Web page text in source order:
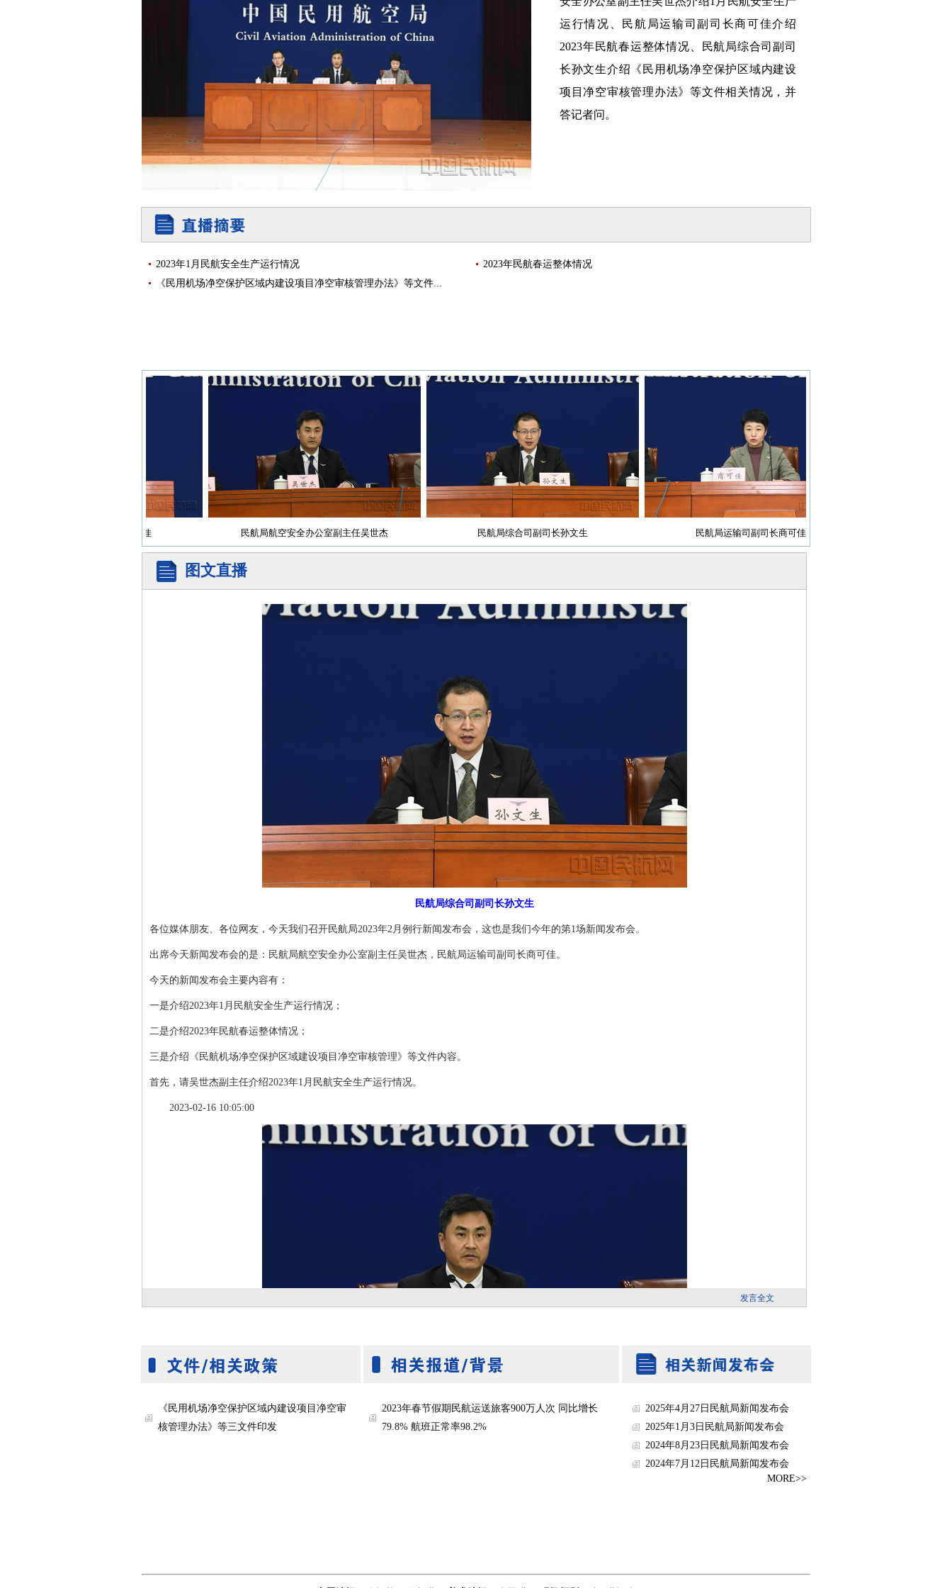
运行情况、 民航局运输司副司长商可佳介绍
2023年民航春运整体情况、民航局综合司副司
长孙文生介绍 《民用机场净空保护区域内建设
项目净空审核管理办法》等文件相关情况，并
答记者问。
2023年1月民航安全生产运行情况
2023年民航春运整体情况
《民用机场净空保护区域内建设项目净空审核管理办法》等文件...
民航局航空安全办公室副主任吴世杰 民航局综合司副司长孙文生 民航局运输司副司长商可佳
《民用机场净空保护区域内建设项目净空审
核管理办法》等三文件印发
2023年春节假期民航运送旅客900万人次 同比增长
79.8% 航班正常率98.2%
2025年4月27日民航局新闻发布会
2025年1月3日民航局新闻发布会
2024年8月23日民航局新闻发布会
2024年7月12日民航局新闻发布会
MORE>>